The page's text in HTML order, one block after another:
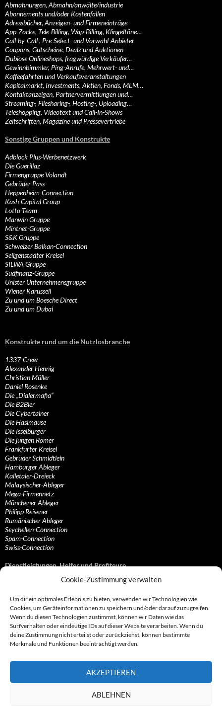
Cookie-Zustimmung verwalten
Um dir ein optimales Erlebnis zu bieten, verwenden wir Technologien wie
Cookies, um Geräteinformationen zu speichern und/oder darauf zuzugreifen.
Wenn du diesen Technologien zustimmst, können wir Daten wie das
Surfverhalten oder eindeutige IDs auf dieser Website verarbeiten. Wenn du
deine Zustimmung nicht erteilst oder zurückziehst, können bestimmte
Merkmale und Funktionen beeinträchtigt werden.
AKZEPTIEREN
ABLEHNEN
Abmahnungen, Abmahn/anwälte/industrie
Abonnements und/oder Kostenfallen
Adressbücher, Anzeigen- und Firmeneinträge
App-Zocke, Tele-Billing, Wap-Billing, Klingeltöne…
Call-by-Call-, Pre-Select- und Vorwahl-Anbieter
Coupons, Gutscheine, Dealz und Auktionen
Dubiose Onlineshops, fragwürdige Verkäufer…
Gewinnbimmler, Ping-Anrufe, Mehrwert- und…
Kaffeefahrten und Verkaufsveranstaltungen
Kapitalmarkt, Investments, Aktien, Fonds, MLM…
Kontaktanzeigen, Partnervermittlungen und…
Streaming-, Filesharing-, Hosting-, Uploading…
Teleshopping, Videotext und Call-In-Shows
Zeitschriften, Magazine und Pressevertriebe
Sonstige Gruppen und Konstrukte
Adblock Plus-Werbenetzwerk
Die Guerillaz
Firmengruppe Volandt
Gebrüder Pass
Heppenheim-Connection
Kash-Capital Group
Lotto-Team
Manwin Gruppe
Mintnet-Gruppe
S&K Gruppe
Schweizer Balkan-Connection
Seligenstädter Kreisel
SILWA Gruppe
Südfinanz-Gruppe
Unister Unternehmensgruppe
Wiener Karussell
Zu und um Boesche Direct
Zu und um Dubai
Konstrukte rund um die Nutzlosbranche
1337-Crew
Alexander Hennig
Christian Müller
Daniel Rosenke
Die „Dialermafia“
Die B2Bler
Die Cybertainer
Die Hasimäuse
Die Isselburger
Die jungen Römer
Frankfurter Kreisel
Gebrüder Schmidtlein
Hamburger Ableger
Kalletaler-Dreieck
Malaysischer-Ableger
Mega-Firmennetz
Münchener Ableger
Philipp Reisener
Rumänischer Ableger
Seychellen-Connection
Spam-Connection
Swiss-Connection
Dienstleistungen, Helfer und Profiteure
Anonymisierungsdienste, VPN- und Web-Proxy…
Bezahlsysteme, Finanzdienstleister und…
Bürodienstleister, Firmengründer- und/oder…
Datenhändler, Adressbroker und zielgerichtetes…
Hosting, Routing, Provider, Domain-, Web- und…
Inkasso, Forderungsmanagement und eintreibende…
Spieleanbieter, Online- und Browsergames
Partnerprogramme, Vertriebskanäle- und…
Telekommunikationsdienstleister, Internet…
Vereine, Verbände, Vereinigungen und Lobbyisten
Web-Rotlichtbezirk, Erotik- und XXX-Anbieter
Sonstige Dienstleister, Profiteure und Kooperationen